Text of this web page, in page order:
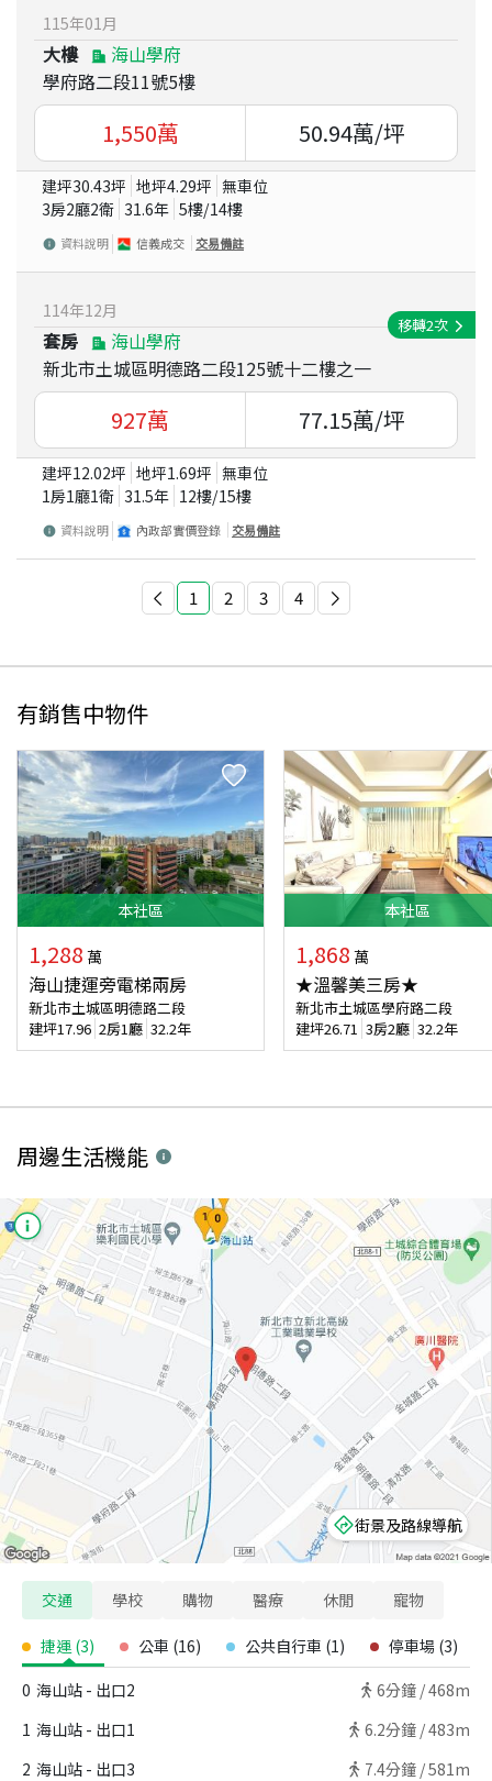
115年01 月
大樓
海山學府
學府路二段11號5樓
1,550萬 50.94萬/坪
建坪30.43坪 地坪4.29坪 無車位
3房2廳2衛 31.6年 5樓/14樓
資料說明 信義成交 交易備註
114年12月
套房
海山學府
新北市土城區明德路二段125號十二樓之一
移轉2次
927萬 77.15萬/坪
建坪12.02坪 地坪1.69坪 無車位
1房1廳1衛 31.5年 12樓/15樓
資料說明 內政部實價登錄 交易備註
1 2 3 4
有銷售中物件
本社區
1,288 萬
海山捷運旁電梯兩房
新北市土城區明德路二段
建坪17.96 2房1廳 32.2年
本社區
1,868 萬
★溫馨美三房★
新北市土城區學府路二段
建坪26.71 3房2廳 32.2年
周邊生活機能
街景及路線導航
交通 學校 購物 醫療 休閒 寵物
捷運 (3) 公車 (16) 公共自行車 (1) 停車場 (3)
0 海山站 - 出口2 6分鐘 /468m
1 海山站 - 出口1 6.2分鐘 /483m
2 海山站 - 出口3 7.4分鐘 /581m